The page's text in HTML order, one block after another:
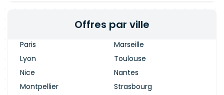
Offres par ville
Paris
Marseille
Lyon
Toulouse
Nice
Nantes
Montpellier
Strasbourg